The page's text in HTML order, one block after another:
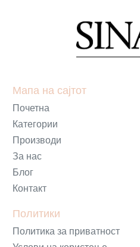
Мапа на сајтот
Почетна
Категории
Производи
За нас
Блог
Контакт
Политики
Политика за приватност